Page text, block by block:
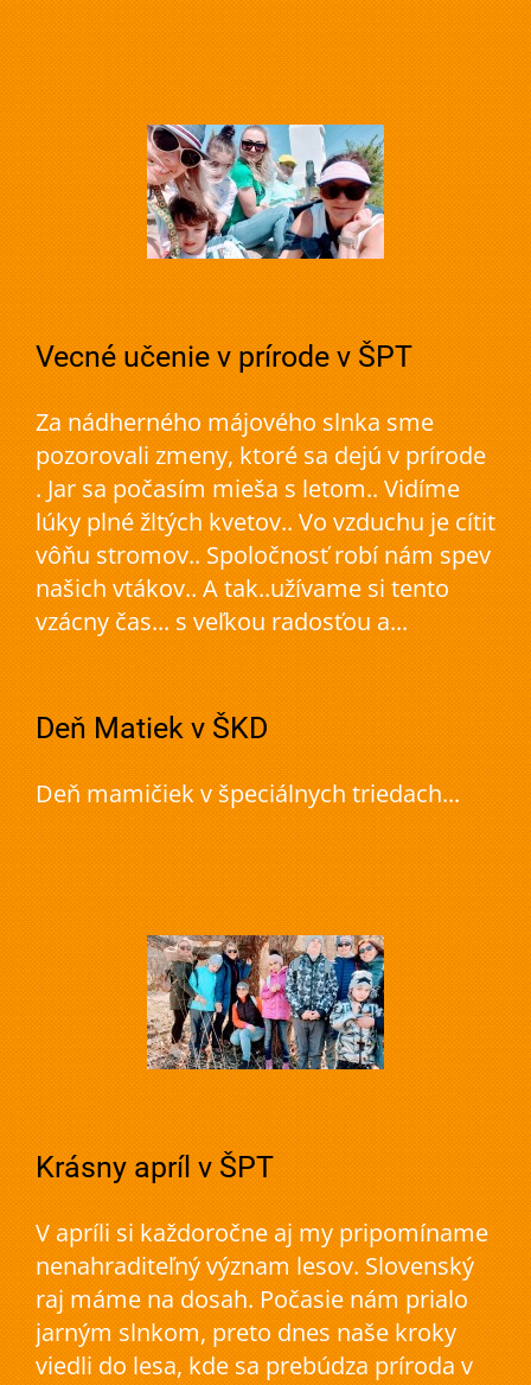
Vecné učenie v prírode v ŠPT
Za nádherného májového slnka sme
pozorovali zmeny, ktoré sa dejú v prírode
. Jar sa počasím mieša s letom.. Vidíme
lúky plné žltých kvetov.. Vo vzduchu je cítiť
vôňu stromov.. Spoločnosť robí nám spev
našich vtákov.. A tak..užívame si tento
vzácny čas... s veľkou radosťou a...
Deň Matiek v ŠKD
Deň mamičiek v špeciálnych triedach...
Krásny apríl v ŠPT
V apríli si každoročne aj my pripomíname
nenahraditeľný význam lesov. Slovenský
raj máme na dosah. Počasie nám prialo
jarným slnkom, preto dnes naše kroky
viedli do lesa, kde sa prebúdza príroda v